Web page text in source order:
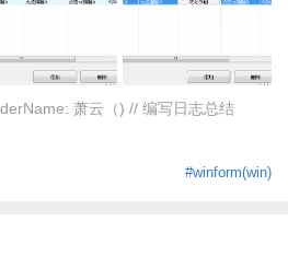
萧云（) // 编写日志总结
#winform(win)